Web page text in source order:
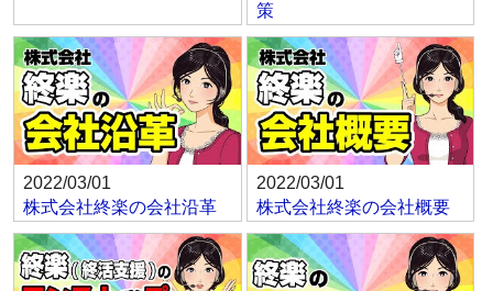
策
2022/03/01
株式会社終楽の会社沿革
2022/03/01
株式会社終楽の会社概要